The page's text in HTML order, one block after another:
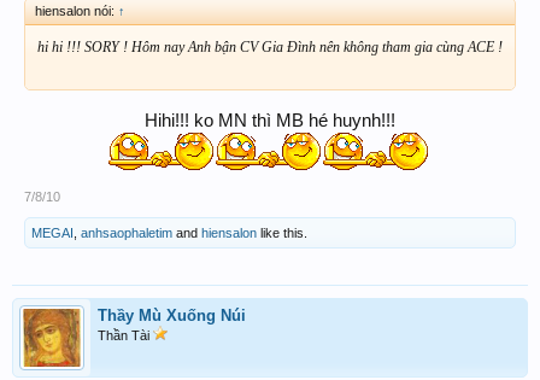
hiensalon nói: ↑
hi hi !!! SORY ! Hôm nay Anh bận CV Gia Đình nên không tham gia cùng ACE !
Hihi!!! ko MN thì MB hé huynh!!!
7/8/10
MEGAI anhsaophaletim and hiensalon like this.
Thầy Mù Xuống Núi
Thần Tài